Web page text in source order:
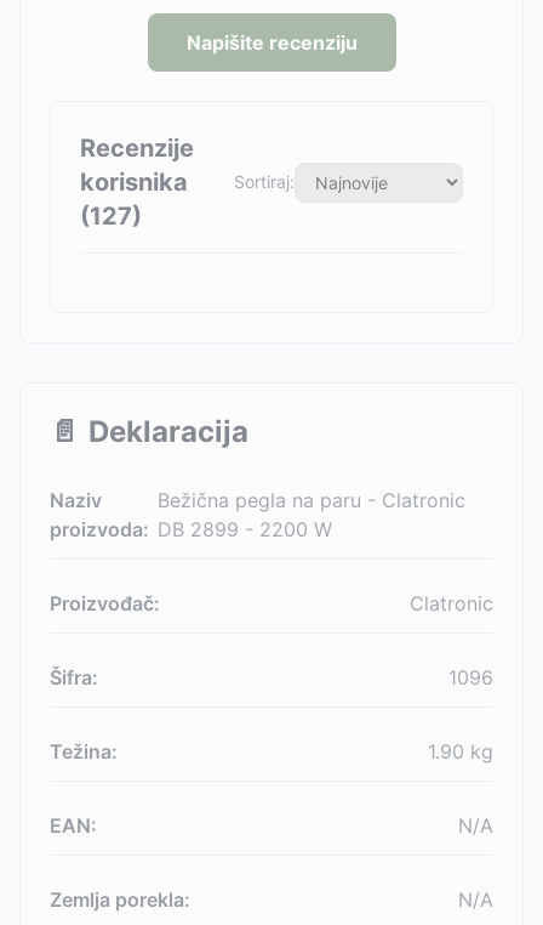
Napišite recenziju
Recenzije
korisnika
(127)
Sortiraj:
📄 Deklaracija
Naziv
proizvoda:
Bežična pegla na paru - Clatronic
DB 2899 - 2200 W
Proizvođač: Clatronic
Šifra: 1096
Težina: 1.90 kg
EAN: N/A
Zemlja porekla: N/A